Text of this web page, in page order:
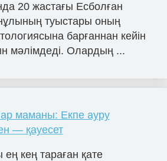
20 жастағы Есболған
туыстары оның
барғаннан кейін
мәлімдеді. Олардың ...
маманы: Екпе ауру
— қауесет
кең тараған қате